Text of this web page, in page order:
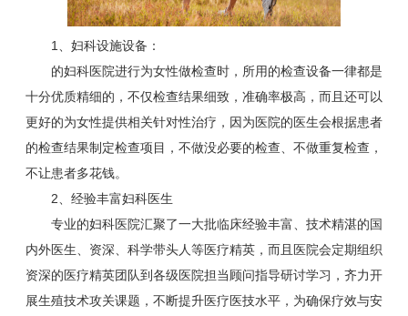
1、妇科设施设备：
的妇科医院进行为女性做检查时，所用的检查设备一律都是
十分优质精细的，不仅检查结果细致，准确率极高，而且还可以
更好的为女性提供相关针对性治疗，因为医院的医生会根据患者
的检查结果制定检查项目，不做没必要的检查、不做重复检查，
不让患者多花钱。
2、经验丰富妇科医生
专业的妇科医院汇聚了一大批临床经验丰富、技术精湛的国
内外医生、资深、科学带头人等医疗精英，而且医院会定期组织
资深的医疗精英团队到各级医院担当顾问指导研讨学习，齐力开
展生殖技术攻关课题，不断提升医疗医技水平，为确保疗效与安